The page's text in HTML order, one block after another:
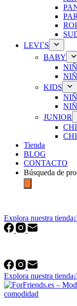
LEVI´S
BABY
KIDS
JUNIOR
Tienda
BLOG
CONTACTO
Búsqueda de
Explora nuestra tienda
Explora nuestra tienda